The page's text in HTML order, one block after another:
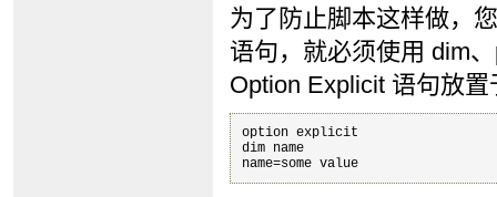
为了防止脚本这样做，
语句，就必须使用 dim
Option Explicit 语句放
option explicit
dim name